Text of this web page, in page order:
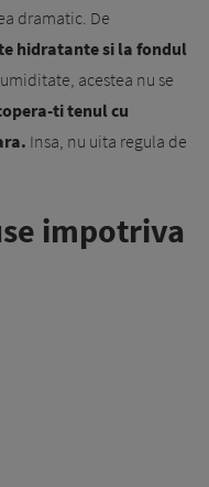
dramatic. De
hidratante si la fondul
acestea nu se
ti tenul cu
Insa, nu uita regula de
impotriva